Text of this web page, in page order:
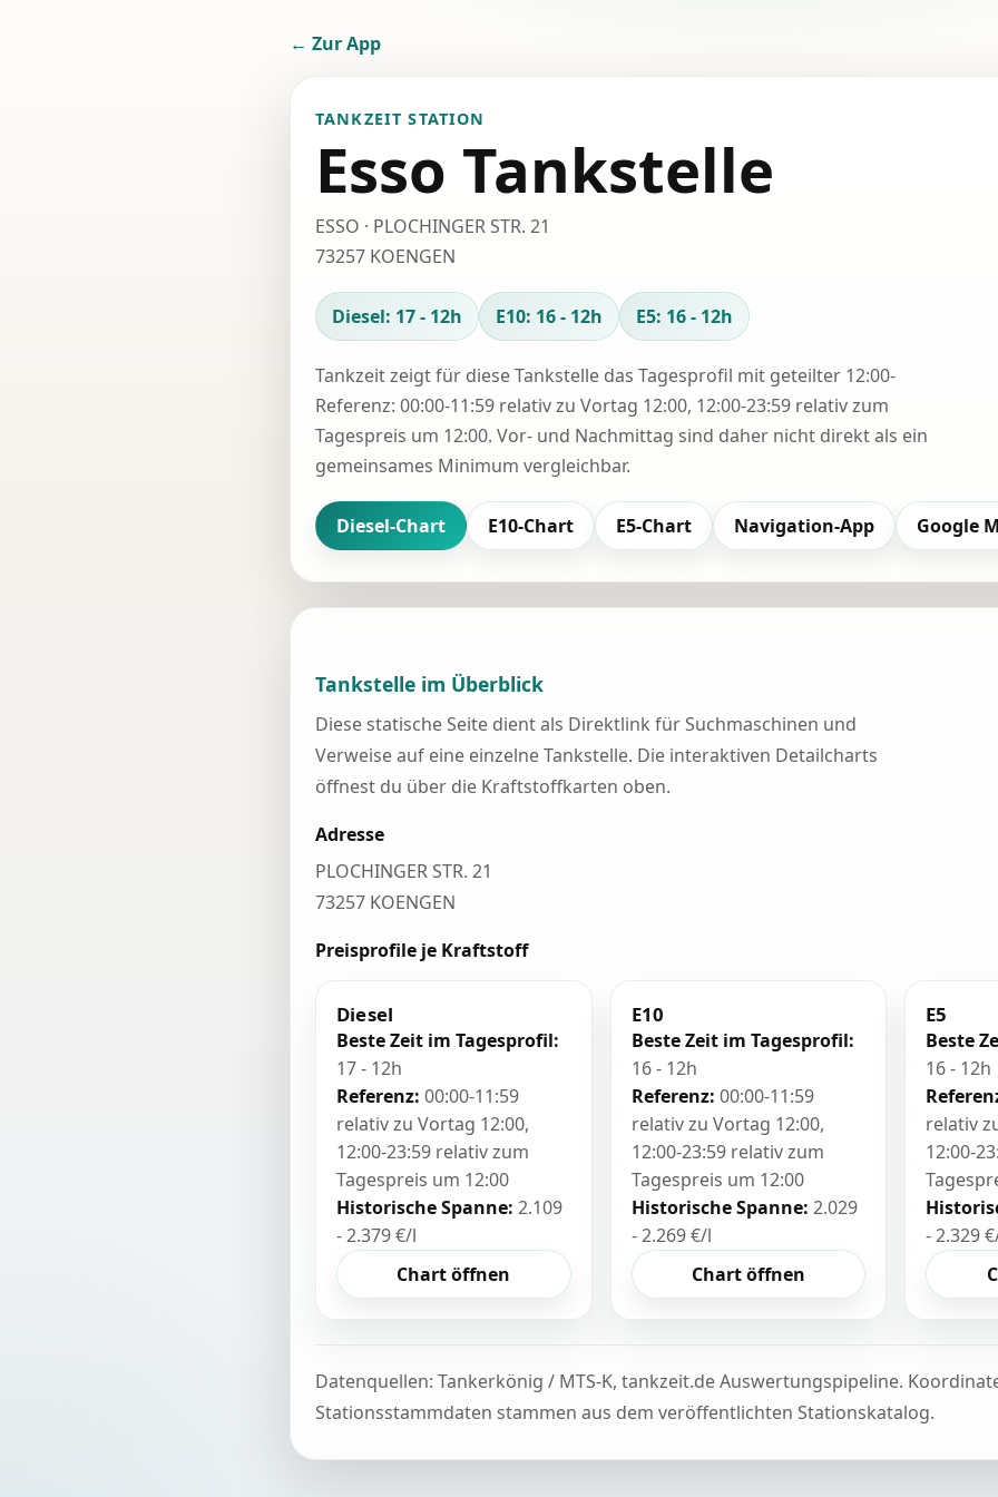
← Zur App
TANKZEIT STATION
Esso Tankstelle
ESSO · PLOCHINGER STR. 21
73257 KOENGEN
Diesel: 17 - 12h E10: 16 - 12h E5: 16 - 12h
Tankzeit zeigt für diese Tankstelle das Tagesprofil mit geteilter 12:00-
Referenz: 00:00-11:59 relativ zu Vortag 12:00, 12:00-23:59 relativ zum
Tagespreis um 12:00. Vor- und Nachmittag sind daher nicht direkt als ein
gemeinsames Minimum vergleichbar.
Diesel-Chart E10-Chart E5-Chart Navigation-App Google
Tankstelle im Überblick
Diese statische Seite dient als Direktlink für Suchmaschinen und
Verweise auf eine einzelne Tankstelle. Die interaktiven Detailcharts
öffnest du über die Kraftstoffkarten oben.
Adresse
PLOCHINGER STR. 21
73257 KOENGEN
Preisprofile je Kraftstoff
Diesel
Beste Zeit im Tagesprofil:
17 - 12h
Referenz: 00:00-11:59
relativ zu Vortag 12:00,
12:00-23:59 relativ zum
Tagespreis um 12:00
Historische Spanne: 2.109
- 2.379 €/l
Chart öffnen
E10
Beste Zeit im Tagesprofil:
16 - 12h
Referenz: 00:00-11:59
relativ zu Vortag 12:00,
12:00-23:59 relativ zum
Tagespreis um 12:00
Historische Spanne: 2.029
- 2.269 €/l
Chart öffnen
E5
Beste
16 - 12h
relativ
12:00-
- 2.329
Datenquellen: Tankerkönig / MTS-K, tankzeit.de Auswertungspipeline.
Stationsstammdaten stammen aus dem veröffentlichten Stationskatalog.